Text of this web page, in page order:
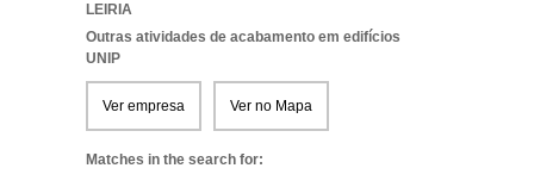
LEIRIA
Outras atividades de acabamento em edifícios
UNIP
Ver empresa Ver no Mapa
Matches in the search for: